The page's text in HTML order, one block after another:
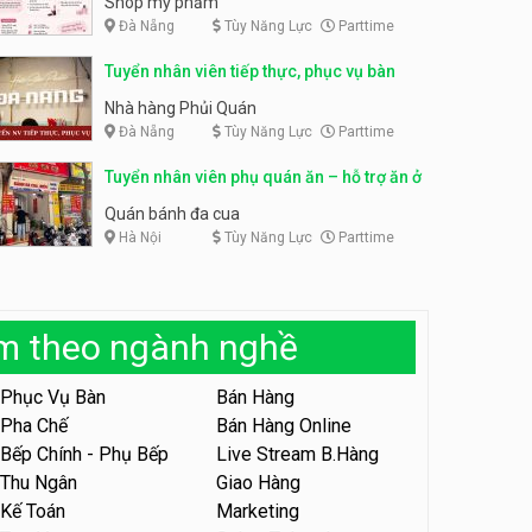
trực page, thu ngân parttime
GRAVI ESCAPE ROOM
Tuyển nhân viên bán hàng,
KIBO KIDS
Tuyển nhân viên edit ảnh,
Công ty
Tuyển nhân viên tiếp thực,
Tuyển nhân viên phục vụ ca
tối – quán kem dừa
Quán kem dừa
Tuyển nhân viên phụ bếp –
Bún Đậu Mắm Tôm – Bếp
Bún Đậu Mắm Tôm - Bếp Tiên
Đà Nẵng Tùy Năng Lực Parttime
Tuyển nhân viên tiếp thực, phục vụ bàn
Nhà hàng Phủi Quán
Đà Nẵng Tùy Năng Lực Parttime
Tuyển nhân viên phụ quán ăn – hỗ trợ ăn ở
Quán bánh đa cua
Hà Nội Tùy Năng Lực Parttime
theo ngành nghề
Phục Vụ Bàn
Bán Hàng
Pha Chế
Bán Hàng Online
Bếp Chính - Phụ Bếp
Live Stream B.Hàng
Thu Ngân
Giao Hàng
Kế Toán
Marketing